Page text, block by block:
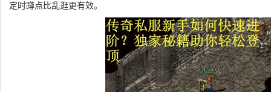
定时蹲点比乱逛更有效。